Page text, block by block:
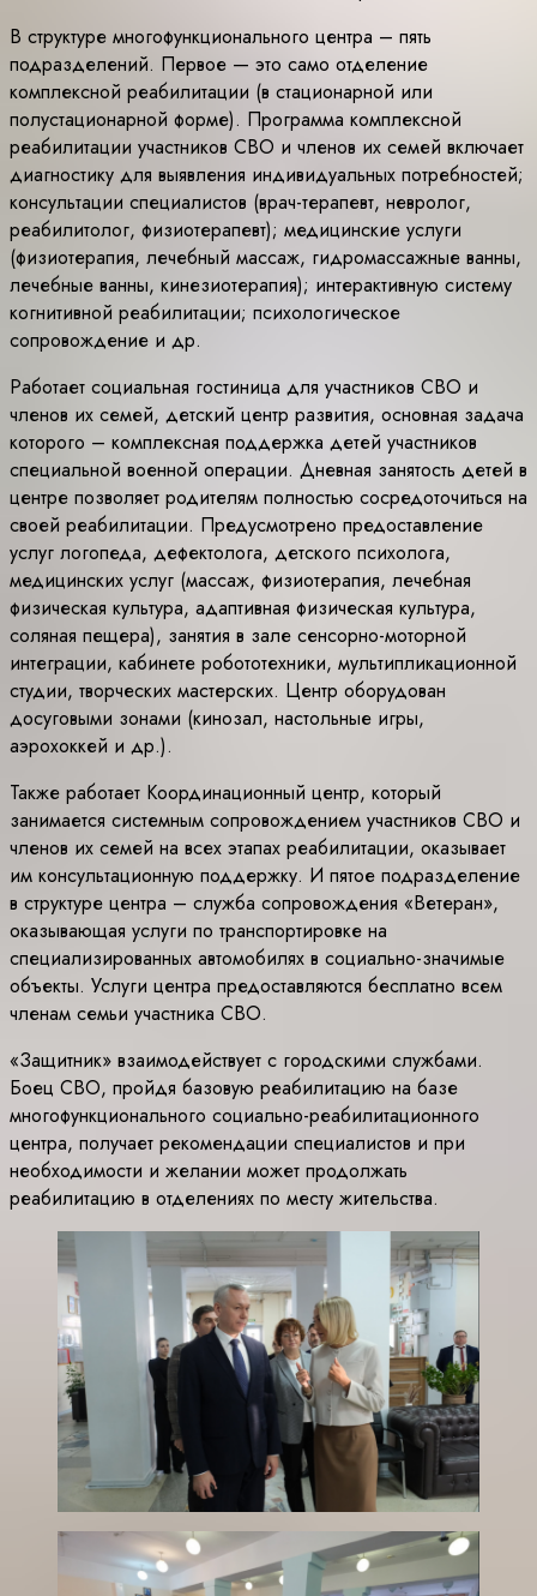
В структуре многофункционального центра – пять
подразделений. Первое — это само отделение
комплексной реабилитации (в стационарной или
полустационарной форме). Программа комплексной
реабилитации участников СВО и членов их семей включает
диагностику для выявления индивидуальных потребностей;
консультации специалистов (врач-терапевт, невролог,
реабилитолог, физиотерапевт); медицинские услуги
(физиотерапия, лечебный массаж, гидромассажные ванны,
лечебные ванны, кинезиотерапия); интерактивную систему
когнитивной реабилитации; психологическое
сопровождение и др.
Работает социальная гостиница для участников СВО и
членов их семей, детский центр развития, основная задача
которого – комплексная поддержка детей участников
специальной военной операции. Дневная занятость детей в
центре позволяет родителям полностью сосредоточиться на
своей реабилитации. Предусмотрено предоставление
услуг логопеда, дефектолога, детского психолога,
медицинских услуг (массаж, физиотерапия, лечебная
физическая культура, адаптивная физическая культура,
соляная пещера), занятия в зале сенсорно-моторной
интеграции, кабинете робототехники, мультипликационной
студии, творческих мастерских. Центр оборудован
досуговыми зонами (кинозал, настольные игры,
аэрохоккей и др.).
Также работает Координационный центр, который
занимается системным сопровождением участников СВО и
членов их семей на всех этапах реабилитации, оказывает
им консультационную поддержку. И пятое подразделение
в структуре центра – служба сопровождения «Ветеран»,
оказывающая услуги по транспортировке на
специализированных автомобилях в социально-значимые
объекты. Услуги центра предоставляются бесплатно всем
членам семьи участника СВО.
«Защитник» взаимодействует с городскими службами.
Боец СВО, пройдя базовую реабилитацию на базе
многофункционального социально-реабилитационного
центра, получает рекомендации специалистов и при
необходимости и желании может продолжать
реабилитацию в отделениях по месту жительства.